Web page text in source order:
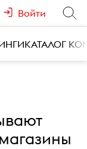
Войти
КАТАЛОГ